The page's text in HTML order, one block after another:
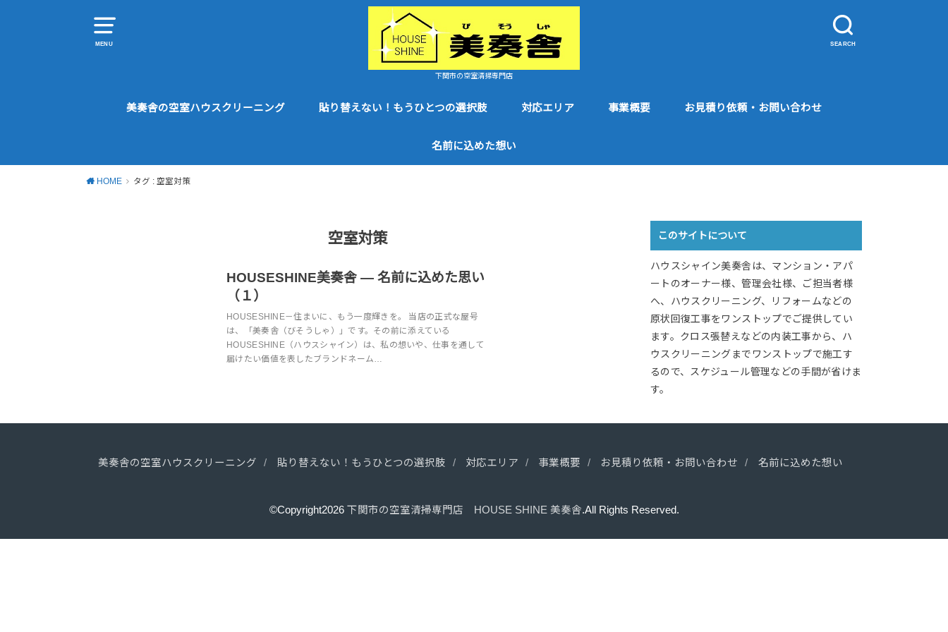
MENU SEARCH
下関市の空室清掃専門店
美奏舎の空室ハウスクリーニング 貼り替えない！もうひとつの選択肢 対応エリア 事業概要 お見積り依頼・お問い合わせ
名前に込めた想い
HOME タグ : 空室対策
空室対策
未分類
HOUSESHINE美奏舎 ― 名前に込めた思い
（１）
HOUSESHINE－住まいに、もう一度輝きを。 当店の正式な屋号
は、「美奏舎（びそうしゃ）」です。その前に添えている
HOUSESHINE（ハウスシャイン）は、私の想いや、仕事を通して
届けたい価値を表したブランドネーム…
このサイトについて
ハウスシャイン美奏舎は、マンション・アパ
ートのオーナー様、管理会社様、ご担当者様
へ、ハウスクリーニング、リフォームなどの
原状回復工事をワンストップでご提供してい
ます。クロス張替えなどの内装工事から、ハ
ウスクリーニングまでワンストップで施工す
るので、スケジュール管理などの手間が省けま
す。
美奏舎の空室ハウスクリーニング 貼り替えない！もうひとつの選択肢 対応エリア 事業概要 お見積り依頼・お問い合わせ 名前に込めた想い
©Copyright2026 下関市の空室清掃専門店 HOUSE SHINE 美奏舎.All Rights Reserved.